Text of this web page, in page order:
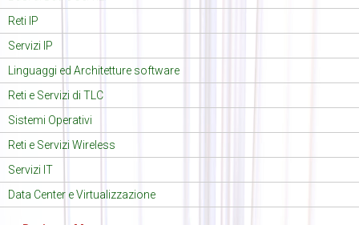
Reti IP
Servizi IP
Linguaggi ed Architetture software
Reti e Servizi di TLC
Sistemi Operativi
Reti e Servizi Wireless
Servizi IT
Data Center e Virtualizzazione